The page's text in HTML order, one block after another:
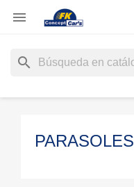

search
PARASOLES